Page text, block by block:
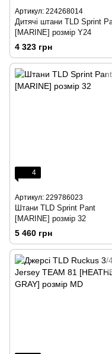
Артикул: 224268014
Дитячі штани TLD Sprint
[MARINE] розмір Y24
4 323 грн
4
Артикул: 229786023
Штани TLD Sprint Pant
[MARINE] розмір 32
5 460 грн